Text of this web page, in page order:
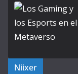
Niixer